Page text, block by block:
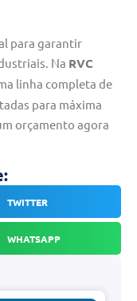
para garantir
Na RVC
linha completa de
para máxima
orçamento agora
TWITTER
WHATSAPP